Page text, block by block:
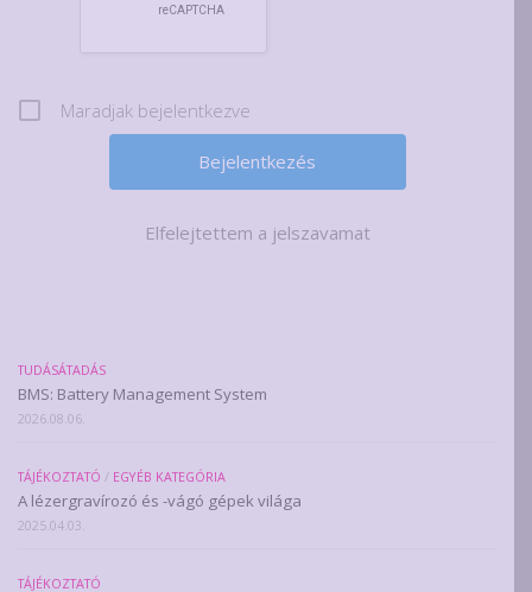
Maradjak bejelentkezve
Elfelejtettem a jelszavamat
TUDÁSÁTADÁS
BMS: Battery Management System
2026.08.06.
TÁJÉKOZTATÓ / EGYÉB KATEGÓRIA
A lézergravírozó és -vágó gépek világa
2025.04.03.
TÁJÉKOZTATÓ